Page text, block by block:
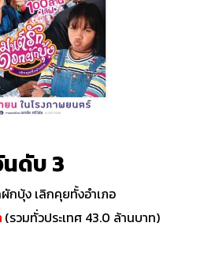
ดับ 3
กบุ้ง เลิกคุยทั้งอำเภอ
(รวมทั่วประเทศ 43.0 ล้านบาท)